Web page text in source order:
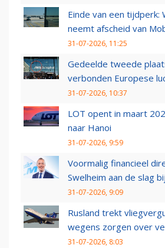
Einde van een tijdperk:
neemt afscheid van
31-07-2026, 11:25
Gedeelde tweede
verbonden Europese
31-07-2026, 10:37
LOT opent in maart
naar Hanoi
31-07-2026, 9:59
Voormalig financieel
Swelheim aan de slag
31-07-2026, 9:09
Rusland trekt
wegens zorgen over
31-07-2026, 8:03